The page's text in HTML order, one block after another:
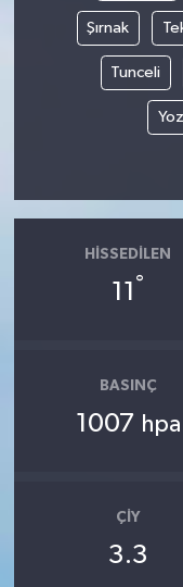
Şırnak
Tunceli
HISSEDILEN
11 °
BASINÇ
1007 hpa
ÇIY
3.3